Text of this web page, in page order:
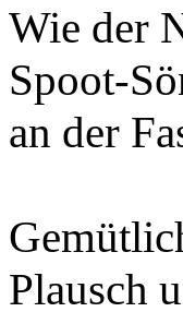
Wie der
Spoot-
an der
Plausch